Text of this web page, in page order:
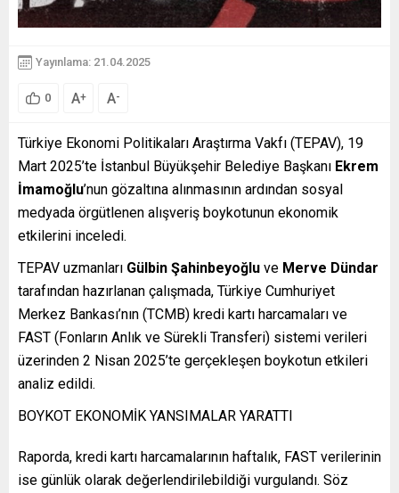
Yayınlama: 21.04.2025
0 A+ A-
Türkiye Ekonomi Politikaları Araştırma Vakfı (TEPAV), 19
Mart 2025’te İstanbul Büyükşehir Belediye Başkanı Ekrem
İmamoğlu’nun gözaltına alınmasının ardından sosyal
medyada örgütlenen alışveriş boykotunun ekonomik
etkilerini inceledi.
TEPAV uzmanları Gülbin Şahinbeyoğlu ve Merve Dündar
tarafından hazırlanan çalışmada, Türkiye Cumhuriyet
Merkez Bankası’nın (TCMB) kredi kartı harcamaları ve
FAST (Fonların Anlık ve Sürekli Transferi) sistemi verileri
üzerinden 2 Nisan 2025’te gerçekleşen boykotun etkileri
analiz edildi.
BOYKOT EKONOMİK YANSIMALAR YARATTI
Raporda, kredi kartı harcamalarının haftalık, FAST verilerinin
ise günlük olarak değerlendirilebildiği vurgulandı. Söz